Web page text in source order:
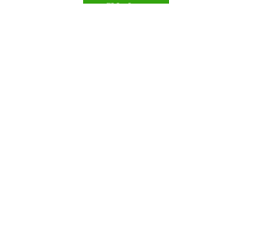
Skladom